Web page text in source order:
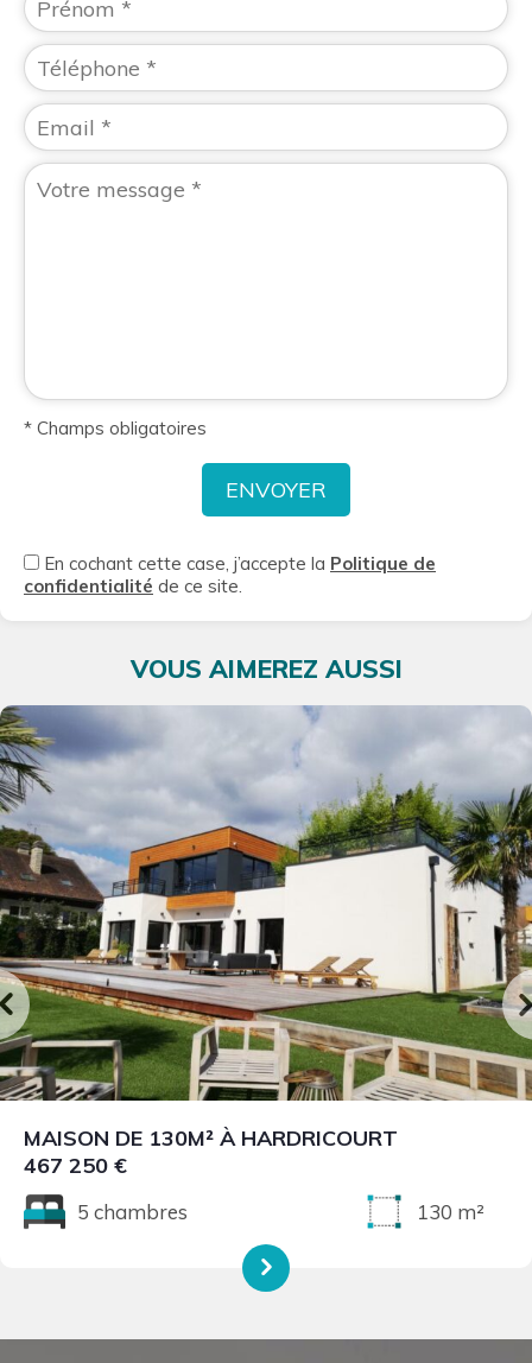
* Champs obligatoires
En cochant cette case, j’accepte la Politique de
confidentialité de ce site.
VOUS AIMEREZ AUSSI
MAISON DE 130M² À HARDRICOURT
467 250 €
5 chambres 130 m²